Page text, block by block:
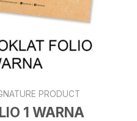
PRODUCT
1 WARNA